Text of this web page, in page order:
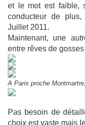
et le mot est faible,
conducteur de
Juillet 2011.
Maintenant, une
entre rêves de
A Paris proche
Pas besoin de
choix est vaste mais